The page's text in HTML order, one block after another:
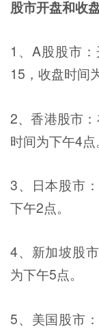
股市开盘和收
1、A股股市
15，收盘时间
2、香港股市
时间为下午4点。
3、日本股市
下午2点。
4、新加坡股
为下午5点。
5、美国股市